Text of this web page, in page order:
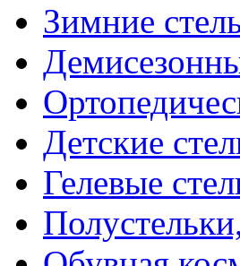
Зимние
Детские
Гелевые